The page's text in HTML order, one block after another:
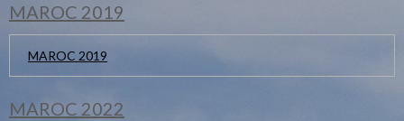
MAROC 2019
MAROC 2019
MAROC 2022